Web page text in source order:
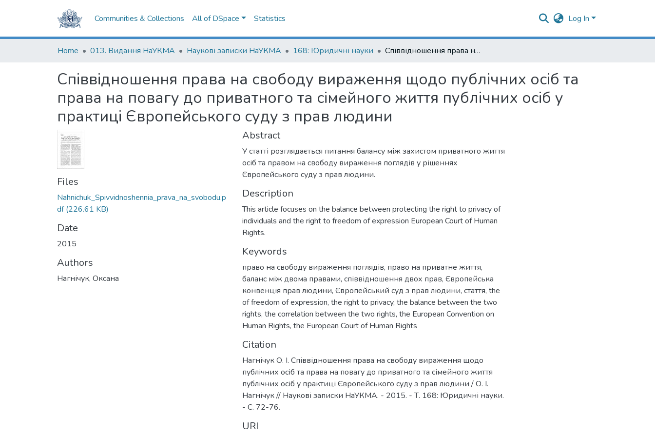
Communities & Collections All of DSpace Statistics Log In
Home 013. Видання НаУКМА Наукові записки НаУКМА 168: Юридичні науки Співвідношення права на свободу вираження щодо публічних осіб та права на повагу до приватного та сімейного життя публічних осіб у практиці Європейського cуду з прав людини
Співвідношення права на свободу вираження щодо публічних осіб та
права на повагу до приватного та сімейного життя публічних осіб у
практиці Європейського cуду з прав людини
Files
Nahnichuk_Spivvidnoshennia_prava_na_svobodu.p
df(226.61 KB)
Date
2015
Authors
Нагнічук, Оксана
Abstract
У статті розглядається питання балансу між захистом приватного життя
осіб та правом на свободу вираження поглядів у рішеннях
Європейського суду з прав людини.
Description
This article focuses on the balance between protecting the right to privacy of
individuals and the right to freedom of expression European Court of Human
Rights.
Keywords
право на свободу вираження поглядів, право на приватне життя,
баланс між двома правами, співвідношення двох прав, Європейська
конвенція прав людини, Європейський суд з прав людини, стаття, the
of freedom of expression, the right to privacy, the balance between the two
rights, the correlation between the two rights, the European Convention on
Human Rights, the European Court of Human Rights
Citation
Нагнічук О. І. Співвідношення права на свободу вираження щодо
публічних осіб та права на повагу до приватного та сімейного життя
публічних осіб у практиці Європейського cуду з прав людини / О. І.
Нагнічук // Наукові записки НаУКМА. - 2015. - Т. 168: Юридичні науки.
- С. 72-76.
URI